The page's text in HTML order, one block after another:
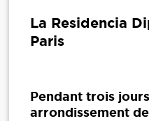
La Residencia
Paris
Pendant trois
arrondissement